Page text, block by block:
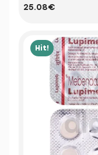
25.08€
Hit!